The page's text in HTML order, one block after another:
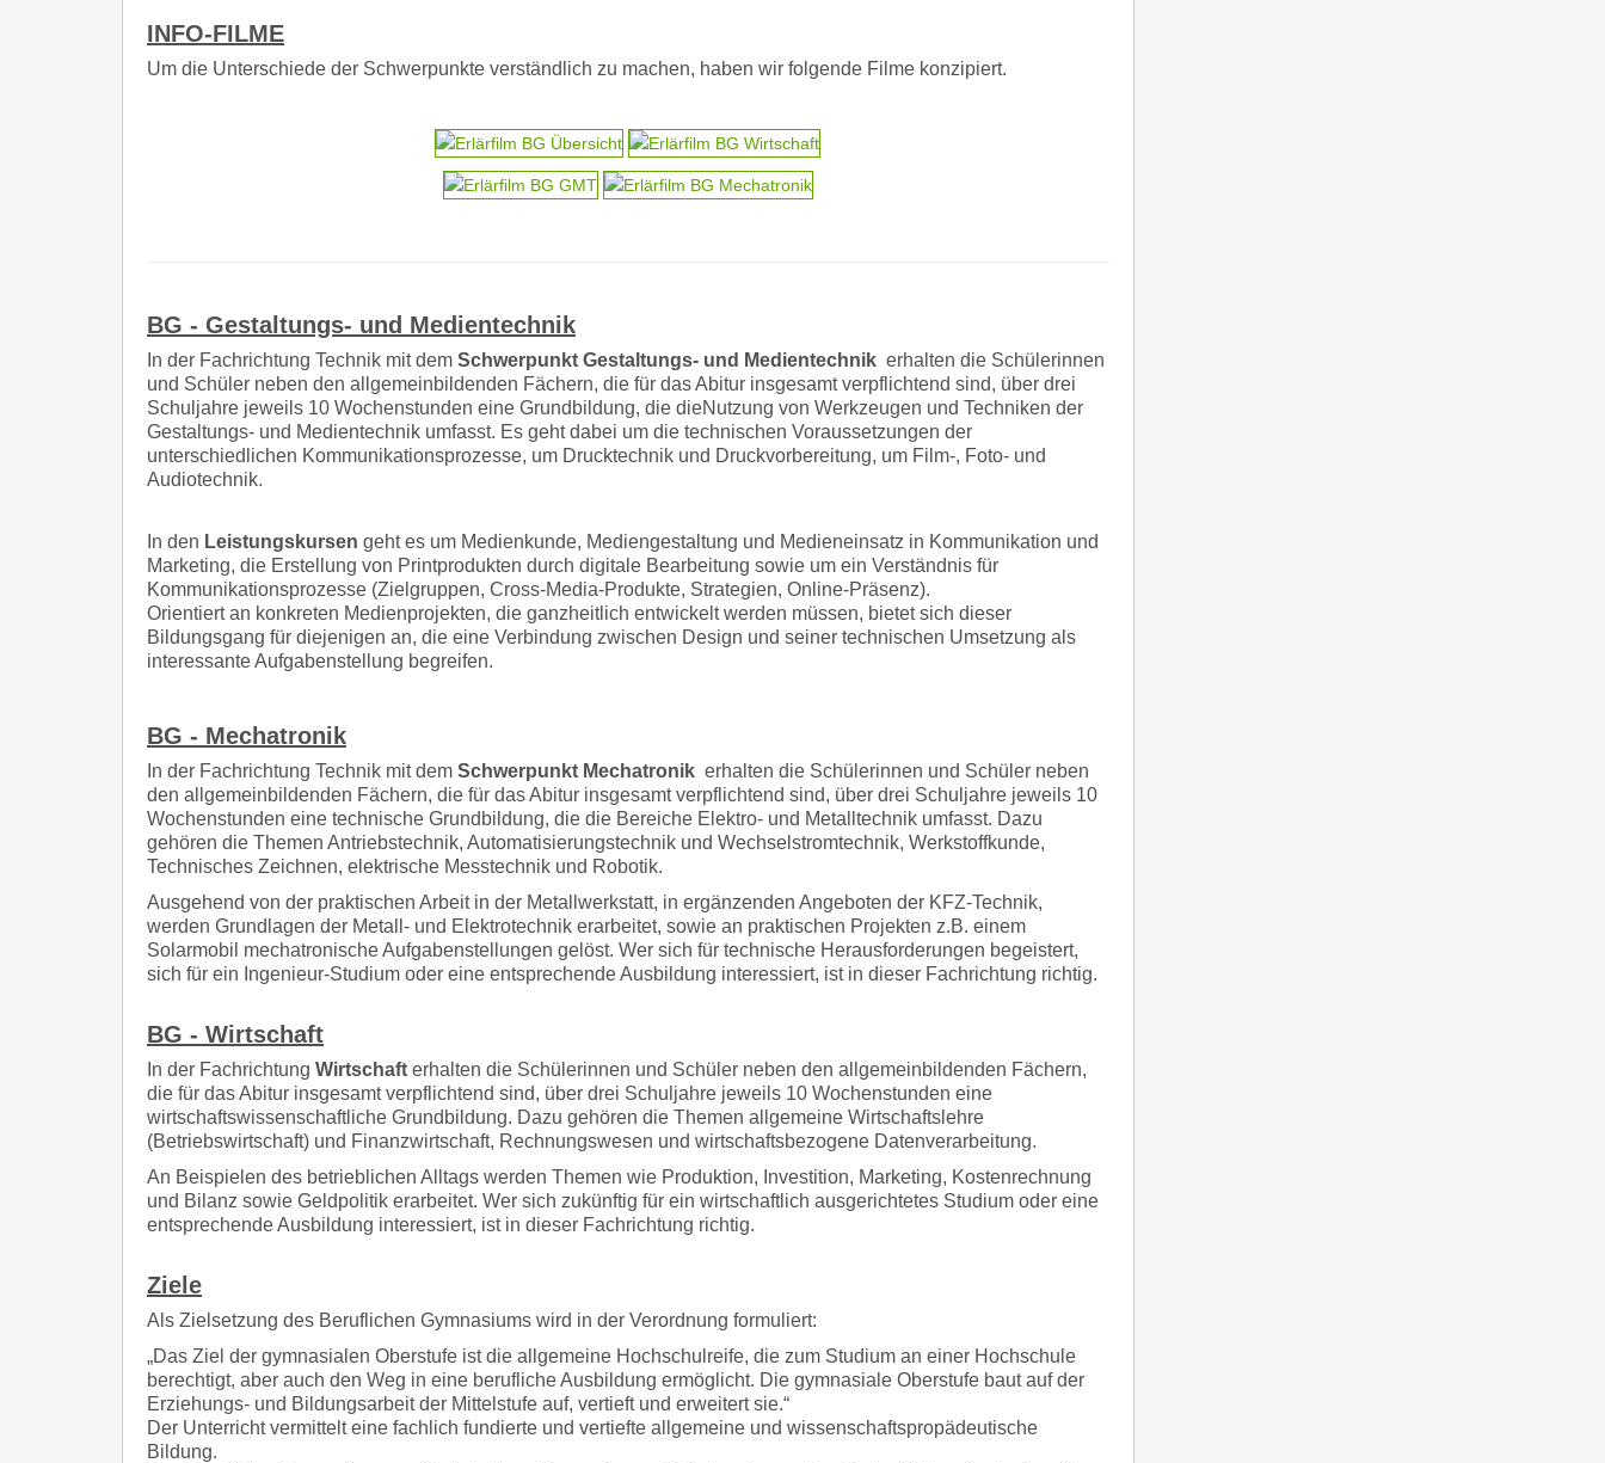
INFO-FILME
Um die Unterschiede der Schwerpunkte verständlich zu machen, haben wir folgende Filme konzipiert.
BG - Gestaltungs- und Medientechnik
In der Fachrichtung Technik mit dem Schwerpunkt Gestaltungs- und Medientechnik erhalten die Schülerinnen
und Schüler neben den allgemeinbildenden Fächern, die für das Abitur insgesamt verpflichtend sind, über drei
Schuljahre jeweils 10 Wochenstunden eine Grundbildung, die dieNutzung von Werkzeugen und Techniken der
Gestaltungs- und Medientechnik umfasst. Es geht dabei um die technischen Voraussetzungen der
unterschiedlichen Kommunikationsprozesse, um Drucktechnik und Druckvorbereitung, um Film-, Foto- und
Audiotechnik.
In den Leistungskursen geht es um Medienkunde, Mediengestaltung und Medieneinsatz in Kommunikation und
Marketing, die Erstellung von Printprodukten durch digitale Bearbeitung sowie um ein Verständnis für
Kommunikationsprozesse (Zielgruppen, Cross-Media-Produkte, Strategien, Online-Präsenz).
Orientiert an konkreten Medienprojekten, die ganzheitlich entwickelt werden müssen, bietet sich dieser
Bildungsgang für diejenigen an, die eine Verbindung zwischen Design und seiner technischen Umsetzung als
interessante Aufgabenstellung begreifen.
BG - Mechatronik
In der Fachrichtung Technik mit dem Schwerpunkt Mechatronik erhalten die Schülerinnen und Schüler neben
den allgemeinbildenden Fächern, die für das Abitur insgesamt verpflichtend sind, über drei Schuljahre jeweils 10
Wochenstunden eine technische Grundbildung, die die Bereiche Elektro- und Metalltechnik umfasst. Dazu
gehören die Themen Antriebstechnik, Automatisierungstechnik und Wechselstromtechnik, Werkstoffkunde,
Technisches Zeichnen, elektrische Messtechnik und Robotik.
Ausgehend von der praktischen Arbeit in der Metallwerkstatt, in ergänzenden Angeboten der KFZ-Technik,
werden Grundlagen der Metall- und Elektrotechnik erarbeitet, sowie an praktischen Projekten z.B. einem
Solarmobil mechatronische Aufgabenstellungen gelöst. Wer sich für technische Herausforderungen begeistert,
sich für ein Ingenieur-Studium oder eine entsprechende Ausbildung interessiert, ist in dieser Fachrichtung richtig.
BG - Wirtschaft
In der Fachrichtung Wirtschaft erhalten die Schülerinnen und Schüler neben den allgemeinbildenden Fächern,
die für das Abitur insgesamt verpflichtend sind, über drei Schuljahre jeweils 10 Wochenstunden eine
wirtschaftswissenschaftliche Grundbildung. Dazu gehören die Themen allgemeine Wirtschaftslehre
(Betriebswirtschaft) und Finanzwirtschaft, Rechnungswesen und wirtschaftsbezogene Datenverarbeitung.
An Beispielen des betrieblichen Alltags werden Themen wie Produktion, Investition, Marketing, Kostenrechnung
und Bilanz sowie Geldpolitik erarbeitet. Wer sich zukünftig für ein wirtschaftlich ausgerichtetes Studium oder eine
entsprechende Ausbildung interessiert, ist in dieser Fachrichtung richtig.
Ziele
Als Zielsetzung des Beruflichen Gymnasiums wird in der Verordnung formuliert:
„Das Ziel der gymnasialen Oberstufe ist die allgemeine Hochschulreife, die zum Studium an einer Hochschule
berechtigt, aber auch den Weg in eine berufliche Ausbildung ermöglicht. Die gymnasiale Oberstufe baut auf der
Erziehungs- und Bildungsarbeit der Mittelstufe auf, vertieft und erweitert sie.“
Der Unterricht vermittelt eine fachlich fundierte und vertiefte allgemeine und wissenschaftspropädeutische
Bildung.